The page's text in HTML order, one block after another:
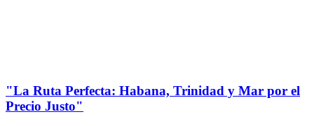
"La Ruta Perfecta: Habana, Trinidad y Mar por el
Precio Justo"